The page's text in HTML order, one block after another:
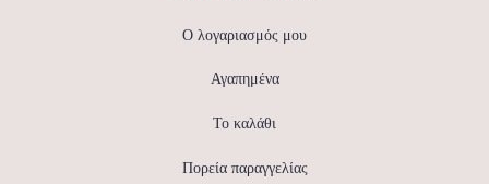
Ο λογαριασμός μου
Αγαπημένα
Το καλάθι
Πορεία παραγγελίας